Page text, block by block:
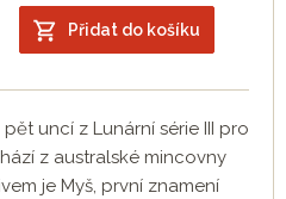
Přidat do košíku
uncí z Lunární série III pro
z australské mincovny
je Myš, první znamení